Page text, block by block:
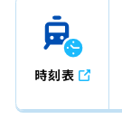
時刻表